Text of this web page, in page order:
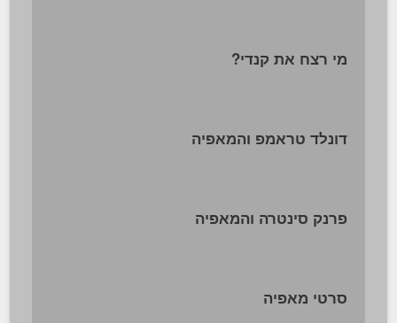
מי רצח את קנדי?
דונלד טראמפ והמאפיה
פרנק סינטרה והמאפיה
סרטי מאפיה